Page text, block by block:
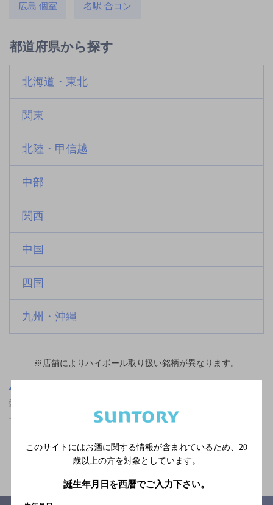
広島 個室 名駅 合コン
都道府県から探す
北海道・東北
関東
北陸・甲信越
中部
関西
中国
四国
九州・沖縄
※店舗によりハイボール取り扱い銘柄が異なります。
愛宕橋駅(宮城県)周辺500m,居酒屋,ザ・プレミアム・モルツ香るエ
ールが飲める,女性に人気,2,000円未満の神泡達人店
関連ページ
このサイトにはお酒に関する情報が含まれているため、 20
歳以上の方を対象としています。
誕生年月日を西暦でご入力下さい。